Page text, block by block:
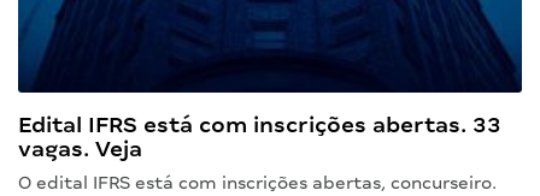
Edital IFRS está com inscrições abertas. 33
vagas. Veja
O edital IFRS está com inscrições abertas, concurseiro.